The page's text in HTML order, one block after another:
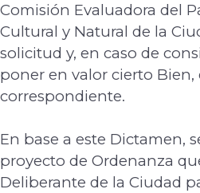
Comisión Evaluadora del
Cultural y Natural de la
solicitud y, en caso de
poner en valor cierto Bien,
correspondiente.
En base a este Dictamen,
proyecto de Ordenanza
Deliberante de la Ciudad